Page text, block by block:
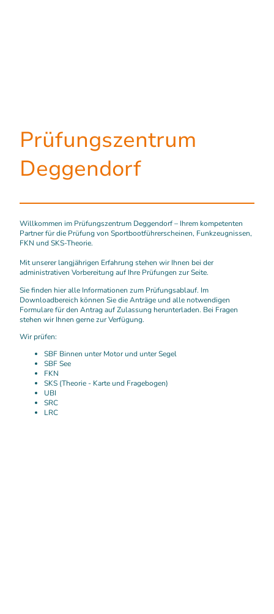
Prüfungszentrum
Deggendorf
Willkommen im Prüfungszentrum Deggendorf – Ihrem kompetenten
Partner für die Prüfung von Sportbootführerscheinen, Funkzeugnissen,
FKN und SKS-Theorie.
Mit unserer langjährigen Erfahrung stehen wir Ihnen bei der
administrativen Vorbereitung auf Ihre Prüfungen zur Seite.
Sie finden hier alle Informationen zum Prüfungsablauf. Im
Downloadbereich können Sie die Anträge und alle notwendigen
Formulare für den Antrag auf Zulassung herunterladen. Bei Fragen
stehen wir Ihnen gerne zur Verfügung.
Wir prüfen:
SBF Binnen unter Motor und unter Segel
SBF See
FKN
SKS (Theorie - Karte und Fragebogen)
UBI
SRC
LRC